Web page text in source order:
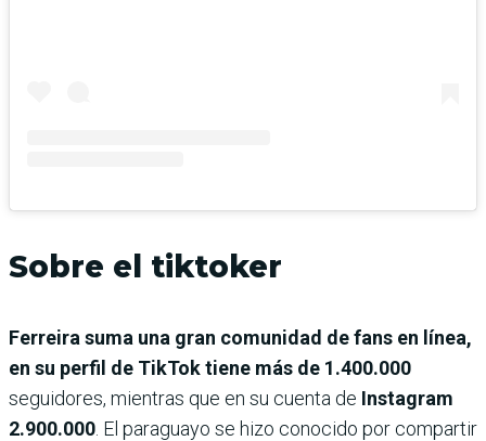
Sobre el tiktoker
Ferreira suma una gran comunidad de fans en línea,
en su perfil de TikTok tiene más de 1.400.000
seguidores, mientras que en su cuenta de Instagram
2.900.000 . El paraguayo se hizo conocido por compartir